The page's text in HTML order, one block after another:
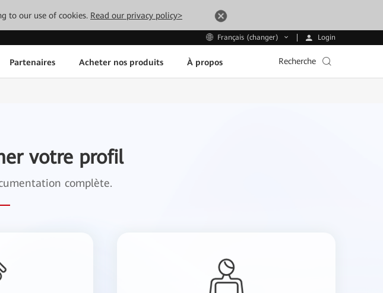
to our use of cookies. Read our privacy policy>
Français (changer) Login
Partenaires Acheter nos produits À propos Recherche
votre profil
complète.